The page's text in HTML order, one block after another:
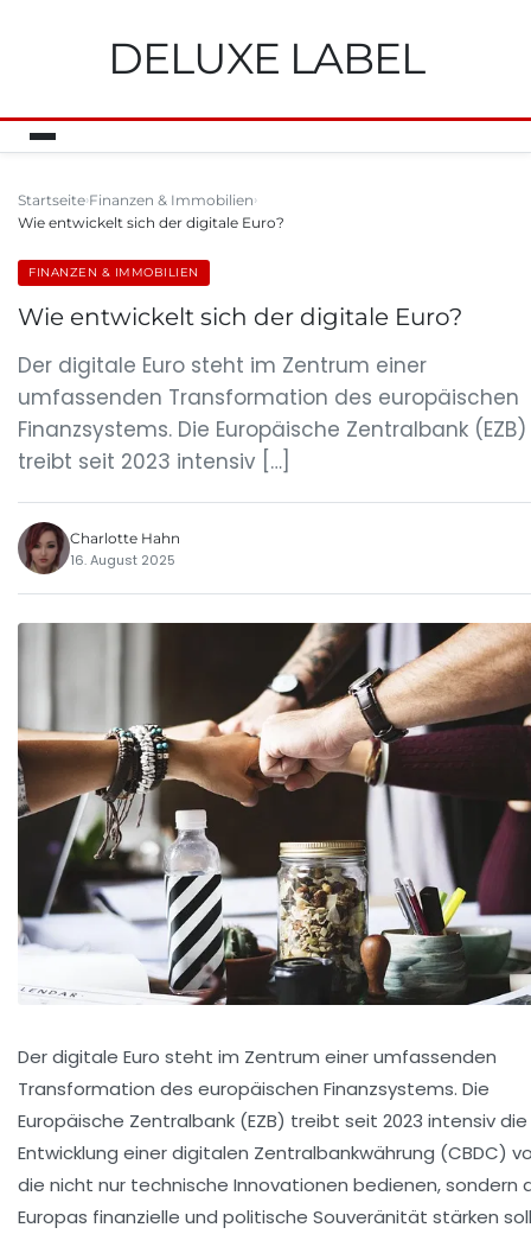
DELUXE LABEL
Startseite Finanzen & Immobilien
Wie entwickelt sich der digitale Euro?
FINANZEN & IMMOBILIEN
Wie entwickelt sich der digitale Euro?
Der digitale Euro steht im Zentrum einer
umfassenden Transformation des europäischen
Finanzsystems. Die Europäische Zentralbank (EZB)
treibt seit 2023 intensiv […]
Charlotte Hahn
16. August 2025
Der digitale Euro steht im Zentrum einer umfassenden
Transformation des europäischen Finanzsystems. Die
Europäische Zentralbank (EZB) treibt seit 2023 intensiv die
Entwicklung einer digitalen Zentralbankwährung (CBDC)
die nicht nur technische Innovationen bedienen, sondern
Europas finanzielle und politische Souveränität stärken